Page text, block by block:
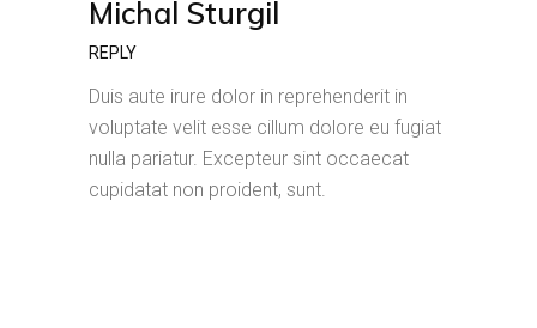
Michal Sturgil
REPLY
Duis aute irure dolor in reprehenderit in
voluptate velit esse cillum dolore eu fugiat
nulla pariatur. Excepteur sint occaecat
cupidatat non proident, sunt.